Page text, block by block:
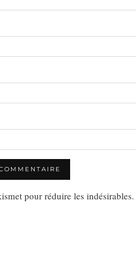
pour réduire les indésirables.